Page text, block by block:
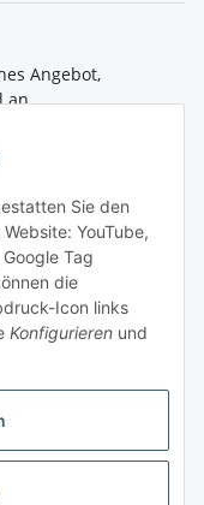
Angebot,
an
Sie den
YouTube,
Tag
die
Icon links
Konfigurieren und